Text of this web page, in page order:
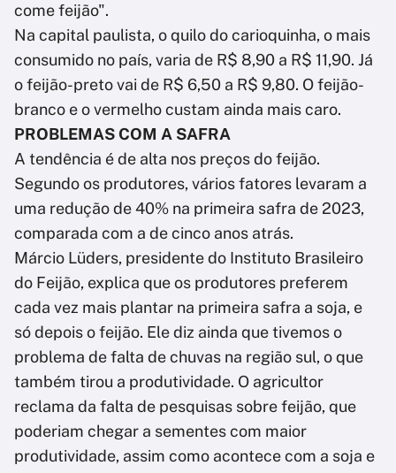
come feijão".
Na capital paulista, o quilo do carioquinha, o mais
consumido no país, varia de R$ 8,90 a R$ 11,90. Já
o feijão-preto vai de R$ 6,50 a R$ 9,80. O feijão-
branco e o vermelho custam ainda mais caro.
PROBLEMAS COM A SAFRA
A tendência é de alta nos preços do feijão.
Segundo os produtores, vários fatores levaram a
uma redução de 40% na primeira safra de 2023,
comparada com a de cinco anos atrás.
Márcio Lüders, presidente do Instituto Brasileiro
do Feijão, explica que os produtores preferem
cada vez mais plantar na primeira safra a soja, e
só depois o feijão. Ele diz ainda que tivemos o
problema de falta de chuvas na região sul, o que
também tirou a produtividade. O agricultor
reclama da falta de pesquisas sobre feijão, que
poderiam chegar a sementes com maior
produtividade, assim como acontece com a soja e